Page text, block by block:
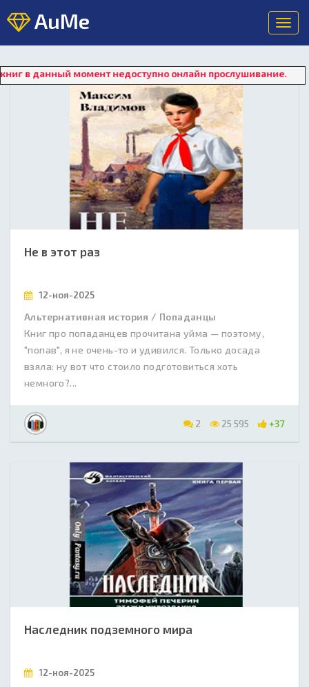
AuMe
момент недоступно онлайн прослушивание. Для
Не в этот раз
12-ноя-2025
Альтернативная история / Попаданцы
Книг про попаданцев прочитана уйма — поэтому,
"попав", я не очень-то и удивился. Только досада
взяла: ну вот что стоило подготовиться хоть
немного?...
2 25 595 +37
Наследник подземного мира
12-ноя-2025